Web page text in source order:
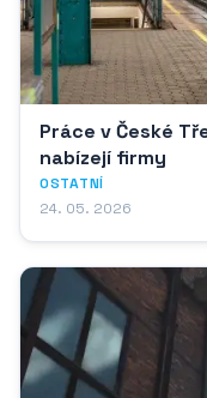
Práce v České
nabízejí firmy
OSTATNÍ
24. 05. 2026